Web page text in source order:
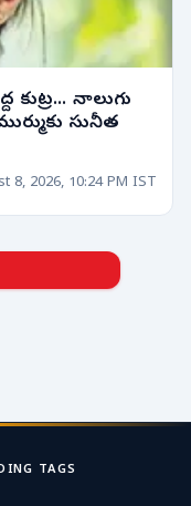
కుట్ర... నాలుగు
సునీత
8, 2026, 10:24 PM IST
TAGS